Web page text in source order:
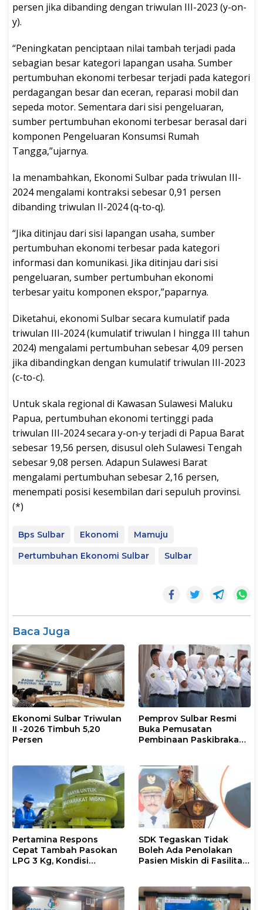
persen jika dibanding dengan triwulan III-2023 (y-on-
y).
“Peningkatan penciptaan nilai tambah terjadi pada
sebagian besar kategori lapangan usaha. Sumber
pertumbuhan ekonomi terbesar terjadi pada kategori
perdagangan besar dan eceran, reparasi mobil dan
sepeda motor. Sementara dari sisi pengeluaran,
sumber pertumbuhan ekonomi terbesar berasal dari
komponen Pengeluaran Konsumsi Rumah
Tangga,”ujarnya.
Ia menambahkan, Ekonomi Sulbar pada triwulan III-
2024 mengalami kontraksi sebesar 0,91 persen
dibanding triwulan II-2024 (q-to-q).
“Jika ditinjau dari sisi lapangan usaha, sumber
pertumbuhan ekonomi terbesar pada kategori
informasi dan komunikasi. Jika ditinjau dari sisi
pengeluaran, sumber pertumbuhan ekonomi
terbesar yaitu komponen ekspor,”paparnya.
Diketahui, ekonomi Sulbar secara kumulatif pada
triwulan III-2024 (kumulatif triwulan I hingga III tahun
2024) mengalami pertumbuhan sebesar 4,09 persen
jika dibandingkan dengan kumulatif triwulan III-2023
(c-to-c).
Untuk skala regional di Kawasan Sulawesi Maluku
Papua, pertumbuhan ekonomi tertinggi pada
triwulan III-2024 secara y-on-y terjadi di Papua Barat
sebesar 19,56 persen, disusul oleh Sulawesi Tengah
sebesar 9,08 persen. Adapun Sulawesi Barat
mengalami pertumbuhan sebesar 2,16 persen,
menempati posisi kesembilan dari sepuluh provinsi.
(*)
Bps Sulbar Ekonomi
Mamuju
Pertumbuhan Ekonomi Sulbar
Sulbar
Baca Juga
Ekonomi Sulbar Triwulan
II -2026 Timbuh 5,20
Persen
Pemprov Sulbar Resmi
Buka Pemusatan
Pembinaan Paskibraka
Pertamina Respons
Cepat Tambah Pasokan
LPG 3 Kg, Kondisi
SDK Tegaskan Tidak
Boleh Ada Penolakan
Pasien Miskin di Fasilitas